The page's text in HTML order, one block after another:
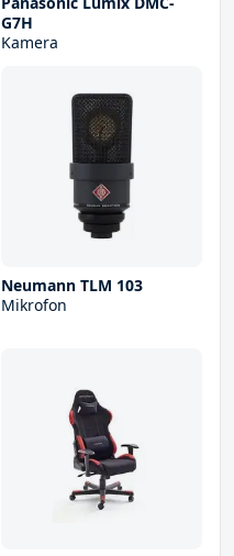
G7H
Kamera
Neumann TLM 103
Mikrofon